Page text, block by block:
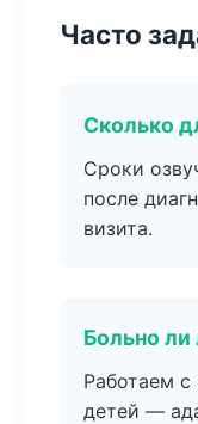
Часто
Сколько
Сроки
после
визита.
Больно ли
Работаем с
детей —